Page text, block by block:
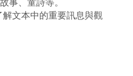
解文本中的重要訊息與觀